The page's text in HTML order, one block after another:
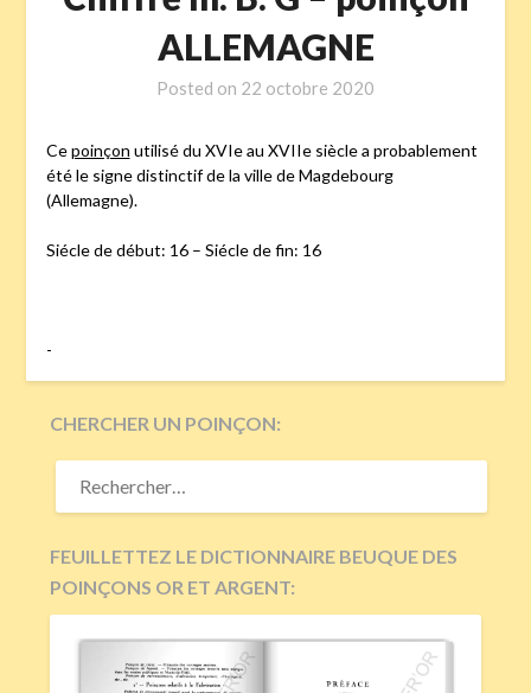
ALLEMAGNE
Posted on 22 octobre 2020
Cepoinçon utilisé du XVIe au XVIIe siècle a probablement
été le signe distinctif de la ville de Magdebourg
(Allemagne).
Siécle de début: 16 – Siécle de fin: 16
-
CHERCHER UN POINÇON:
RECHERCHER :
FEUILLETTEZ LE DICTIONNAIRE BEUQUE DES
POINÇONS OR ET ARGENT: